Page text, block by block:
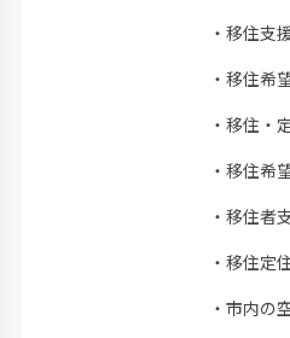
・移住支
・移住希
・移住・
・移住希
・移住者
・移住定
・市内の